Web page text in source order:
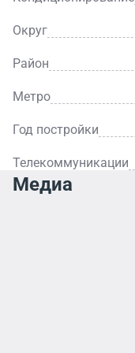
Округ
Район
Метро
Год постройки
Телекоммуникации
Медиа